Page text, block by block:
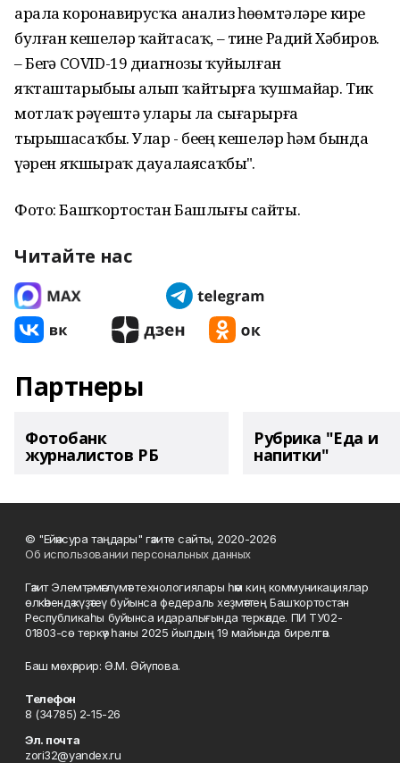
арала коронавирусҡа анализ һөҙөмтәләре кире
булған кешеләр ҡайтасаҡ, – тине Радий Хәбиров.
– Беҙгә COVID-19 диагнозы ҡуйылған
яҡташтарыбыҙҙы алып ҡайтырға ҡушмайҙар. Тик
мотлаҡ рәүештә уларҙы ла сығарырға
тырышасаҡбыҙ. Улар - беҙҙең кешеләр һәм бында
үҙҙәрен яҡшыраҡ дауалаясаҡбыҙ".
Фото: Башҡортостан Башлығы сайты.
Читайте нас
Партнеры
Фотобанк
журналистов РБ
Рубрика "Еда и
напитки"
© "Ейәнсура таңдары" гәзите сайты, 2020-2026
Об использовании персональных данных
Гәзит Элемтә, мәғлүмәт технологиялары һәм киң коммуникациялар
өлкәһендә күҙәтеү буйынса федераль хеҙмәттең Башҡортостан
Республикаһы буйынса идаралығында теркәлде. ПИ ТУ02-
01803-сө теркәү һаны 2025 йылдың 19 майында бирелгән.
Баш мөхәррир: Ә.М. Әйүпова.
Телефон
8 (34785) 2-15-26
Эл. почта
zori32@yandex.ru